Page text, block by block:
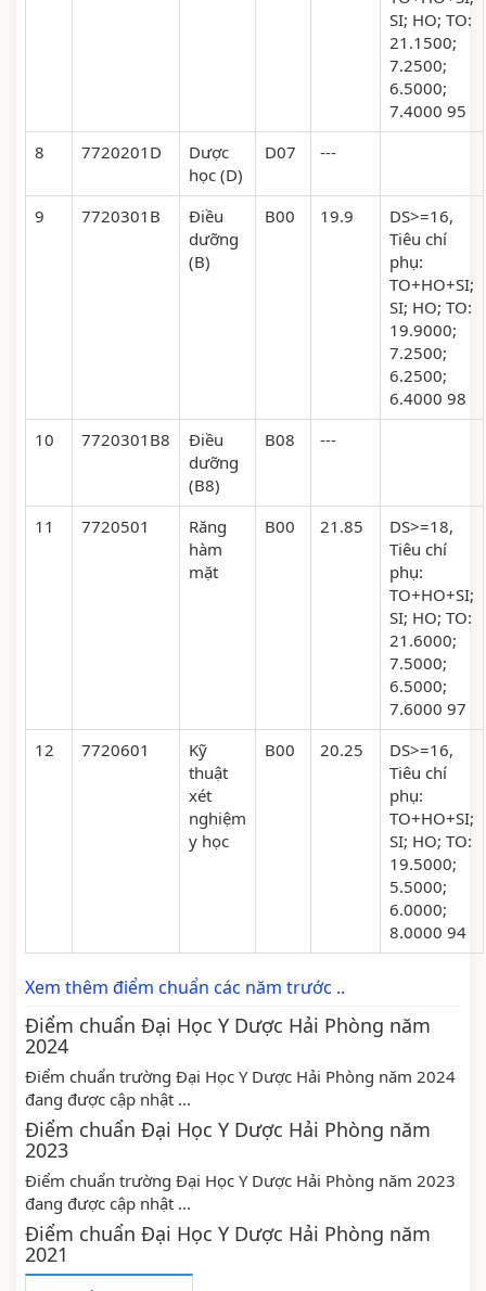
SI; HO; TO:
21.1500;
7.2500;
6.5000;
7.4000 95
8
7720201D
Dược
học (D)
D07 ---
9 7720301B
Điều
dưỡng
(B)
B00 19.9
DS>=16,
Tiêu chí
phụ:
TO+HO+SI;
SI; HO; TO:
19.9000;
7.2500;
6.2500;
6.4000 98
10
7720301B8
Điều
dưỡng
(B8)
B08 ---
11 7720501
Răng
hàm
mặt
B00 21.85
DS>=18,
Tiêu chí
phụ:
TO+HO+SI;
SI; HO; TO:
21.6000;
7.5000;
6.5000;
7.6000 97
12
7720601
Kỹ
thuật
xét
nghiệm
y học
B00 20.25
DS>=16,
Tiêu chí
phụ:
TO+HO+SI;
SI; HO; TO:
19.5000;
5.5000;
6.0000;
8.0000 94
Xem thêm điểm chuẩn các năm trước ..
Điểm chuẩn Đại Học Y Dược Hải Phòng năm
2024
Điểm chuẩn trường Đại Học Y Dược Hải Phòng năm 2024
đang được cập nhật ...
Điểm chuẩn Đại Học Y Dược Hải Phòng năm
2023
Điểm chuẩn trường Đại Học Y Dược Hải Phòng năm 2023
đang được cập nhật ...
Điểm chuẩn Đại Học Y Dược Hải Phòng năm
2021